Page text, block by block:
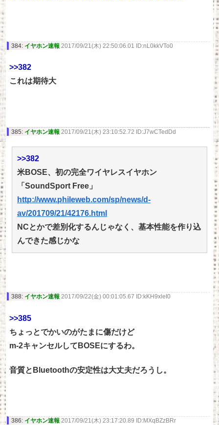
384: イヤホン速報 2017/09/21(木) 22:50:06.01 ID:nL0kkVTo0
>>382
これは期待大
385: イヤホン速報 2017/09/21(木) 23:10:52.72 ID:J7wCTedDd
>>382
米BOSE、初の完全ワイヤレスイヤホン
「SoundSport Free」
http://www.phileweb.com/sp/news/d-
av/201709/21/42176.html
NCとかで差別化するんじゃなく、基本性能を作り込
んできた感じかな
388: イヤホン速報 2017/09/22(金) 00:01:05.67 ID:kKH9xleI0
>>385
ちょっとでかいのがたまに傷だけど
m-2キャンセルしてBOSEにするわ。
音質とBluetoothの安定性は大丈夫だろうし。
386: イヤホン速報 2017/09/21(木) 23:17:20.89 ID:MXqBZzBRr